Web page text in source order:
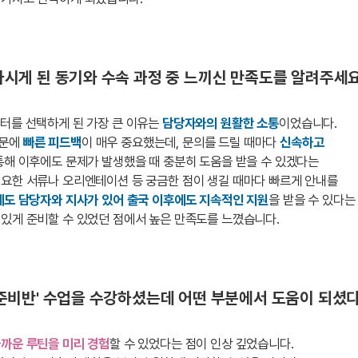
게 된 동기와 수속 과정 중 느끼신 만족도를 알려주세
를 선택하게 된 가장 큰 이유는 담당자와의 원활한 소통이었습니다.
에 빠른 피드백이 매우 중요했는데, 문의를 드릴 때마다신속하고
이후에도 문제가 발생했을 때 충분히 도움을 받을 수 있겠다는
한 서류나 오리엔테이션 등 궁금한 점이 생길 때마다 빠르게 안내를
도 담당자와 지사가 있어 출국 이후에도 지속적인 지원을 받을 수 있다는
게 준비할 수 있었던 점에서 높은 만족도를 느꼈습니다.
반' 수업을 수강하셨는데 어떤 부분에서 도움이 되셨
운 루틴을 미리 경험할 수 있었다는 점이 인상 깊었습니다.